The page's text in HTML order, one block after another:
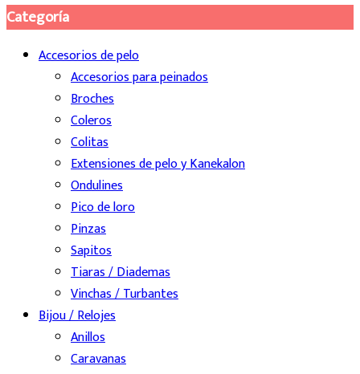
Categoría
Accesorios de pelo
Accesorios para peinados
Broches
Coleros
Colitas
Extensiones de pelo y Kanekalon
Ondulines
Pico de loro
Pinzas
Sapitos
Tiaras / Diademas
Vinchas / Turbantes
Bijou / Relojes
Anillos
Caravanas